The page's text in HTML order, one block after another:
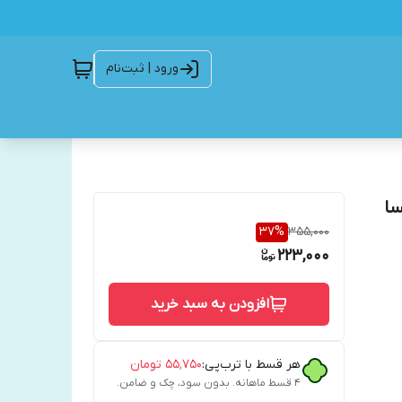
ورود | ثبت‌نام
355,000
37%
223,000
افزودن به سبد خرید
هر قسط با ترب‌پی:۵۵٬۷۵۰ تومان
۴ قسط ماهانه. بدون سود، چک و ضامن.